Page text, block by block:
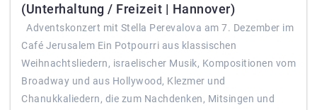
(Unterhaltung / Freizeit | Hannover)
Adventskonzert mit Stella Perevalova am 7. Dezember im
Café Jerusalem Ein Potpourri aus klassischen
Weihnachtsliedern, israelischer Musik, Kompositionen vom
Broadway und aus Hollywood, Klezmer und
Chanukkaliedern, die zum Nachdenken, Mitsingen und